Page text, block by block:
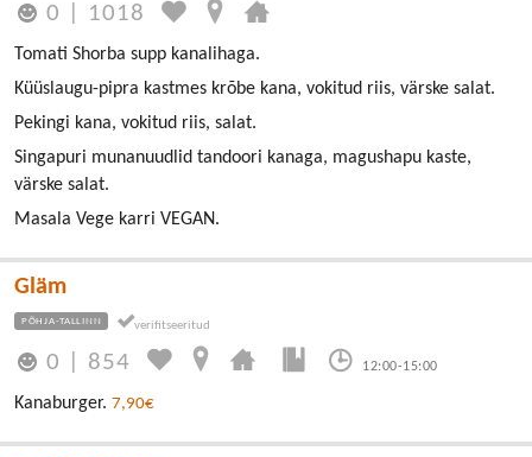
0 1018
Tomati Shorba supp kanalihaga.
Küüslaugu-pipra kastmes krõbe kana, vokitud riis, värske salat.
Pekingi kana, vokitud riis, salat.
Singapuri munanuudlid tandoori kanaga, magushapu kaste,
värske salat.
Masala Vege karri VEGAN.
Gläm
PÕHJA-TALLINN
0 854 12:00-15:00
Kanaburger. 7,90€